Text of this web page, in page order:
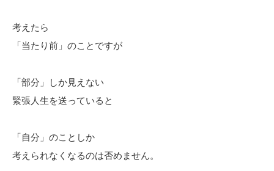
考えたら
「当たり前」のことですが
「部分」しか見えない
緊張人生を送っていると
「自分」のことしか
考えられなくなるのは否めません。